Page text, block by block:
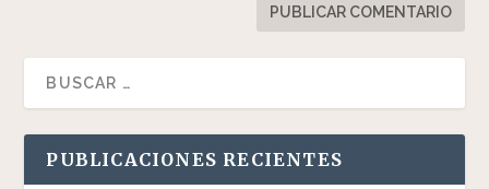
PUBLICACIONES RECIENTES